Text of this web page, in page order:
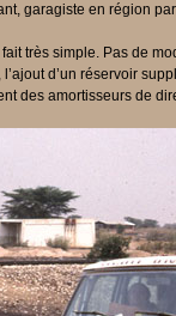
garagiste en région
très simple. Pas de
d’un réservoir
des amortisseurs de